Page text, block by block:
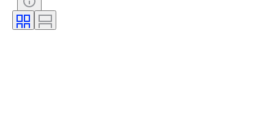
Eisenbahngesellschaft
Original/Nachbau